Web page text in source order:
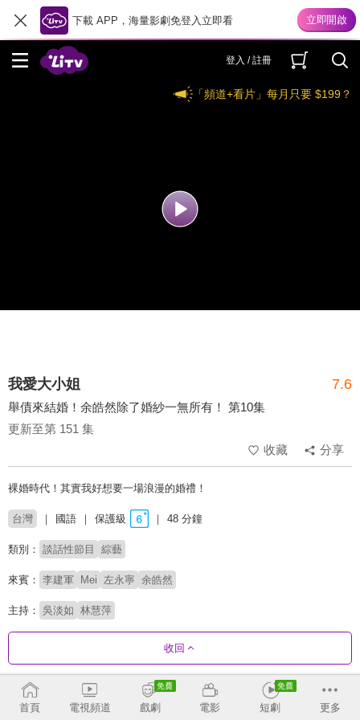
下載 APP，海量影劇免登入立即看
登入 / 註冊
「頻道+看片」每月只要 $199？
我愛大小姐 7.6
舉債來結婚！余皓然除了婚紗一無所有！ 第10集
更新至第 151 集
收藏
分享
裸婚時代！其實我好想要一場浪漫的婚禮！
台灣 國語 保護級 48 分鐘
類別： 談話性節目 綜藝
來賓： 李建軍 Mei 左永寧 余皓然
主持： 吳淡如 林慧萍
收回
劇集列表
首頁 電視頻道 戲劇 電影 短劇 更多